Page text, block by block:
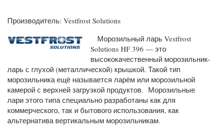
Производитель: Vestfrost Solutions
Морозильный ларь Vestfrost
Solutions HF 396 — это
высококачественный морозильник-
ларь с глухой (металлической) крышкой. Такой тип
морозильника ещё называется ларём или морозильной
камерой с верхней загрузкой продуктов. Морозильные
лари этого типа специально разработаны как для
коммерческого, так и бытового использования, как
альтернатива вертикальным морозильникам.